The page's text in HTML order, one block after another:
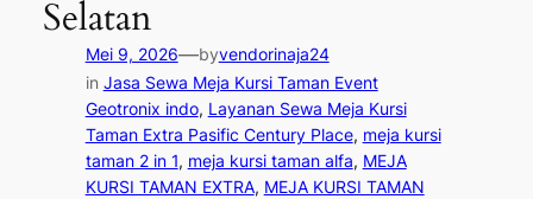
Selatan
Mei 9, 2026—byvendorinaja24
in Jasa Sewa Meja Kursi Taman Event
Geotronix indo, Layanan Sewa Meja Kursi
Taman Extra Pasific Century Place, meja kursi
taman 2 in 1, meja kursi taman alfa, MEJA
KURSI TAMAN EXTRA, MEJA KURSI TAMAN